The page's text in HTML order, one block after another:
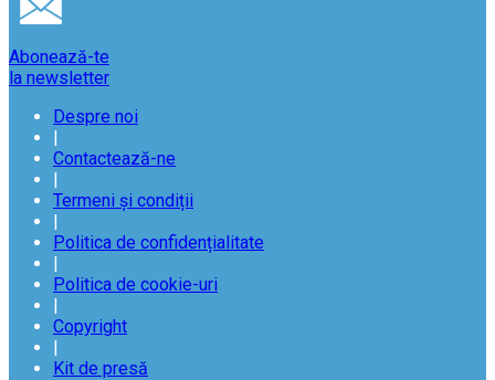
Abonează-te
la newsletter
Despre noi
|
Contactează-ne
|
Termeni și condiții
|
Politica de confidențialitate
|
Politica de cookie-uri
|
Copyright
|
Kit de presă